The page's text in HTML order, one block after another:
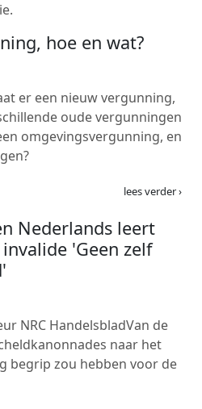
hoe en wat?
er een nieuw vergunning,
oude vergunningen
omgevingsvergunning, en
lees verder ›
Nederlands leert
'Geen zelf
NRC HandelsbladVan de
naar het
begrip zou hebben voor de